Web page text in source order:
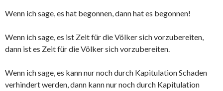
Wenn ich sage, es hat begonnen, dann hat es begonnen!
Wenn ich sage, es ist Zeit für die Völker sich vorzubereiten,
dann ist es Zeit für die Völker sich vorzubereiten.
Wenn ich sage, es kann nur noch durch Kapitulation Schaden
verhindert werden, dann kann nur noch durch Kapitulation